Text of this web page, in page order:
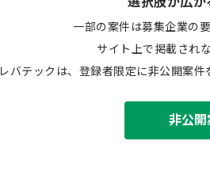
一部の案件は募集企業の
サイト上で掲載され
レバテックは、登録者限定に非公開案
非公